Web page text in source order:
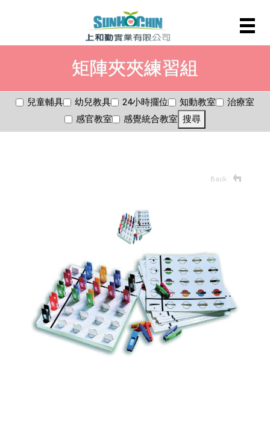
矩陣夾夾練習組
兒童輔具 幼兒教具 24小時擺位 知動教室
治療室
感官教室
感覺統合教室 搜尋